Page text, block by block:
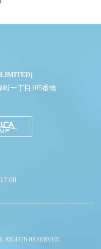
町一丁目105番地
RIGHTS RESERVED.